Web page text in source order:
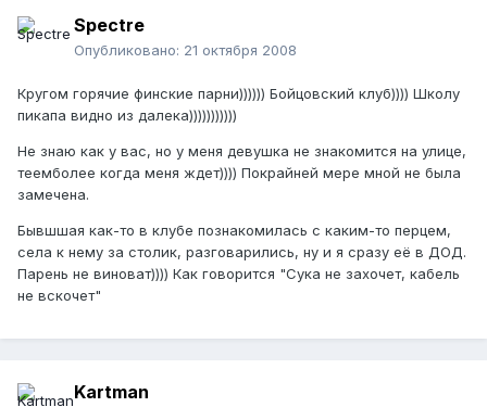
Spectre
Опубликовано: 21 октября 2008
Кругом горячие финские парни)))))) Бойцовский клуб)))) Школу
пикапа видно из далека)))))))))))
Не знаю как у вас, но у меня девушка не знакомится на улице,
теемболее когда меня ждет)))) Покрайней мере мной не была
замечена.
Бывшшая как-то в клубе познакомилась с каким-то перцем,
села к нему за столик, разговарились, ну и я сразу её в ДОД.
Парень не виноват)))) Как говорится "Сука не захочет, кабель
не вскочет"
Kartman